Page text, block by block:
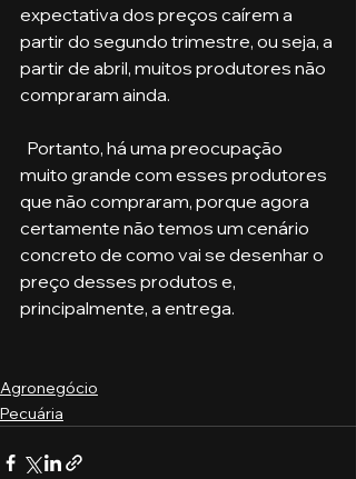
expectativa dos preços caírem a
partir do segundo trimestre, ou seja, a
partir de abril, muitos produtores não
compraram ainda.
muito grande com esses produtores
que não compraram, porque agora
certamente não temos um cenário
concreto de como vai se desenhar o
preço desses produtos e,
principalmente, a entrega.
Agronegócio
Pecuária